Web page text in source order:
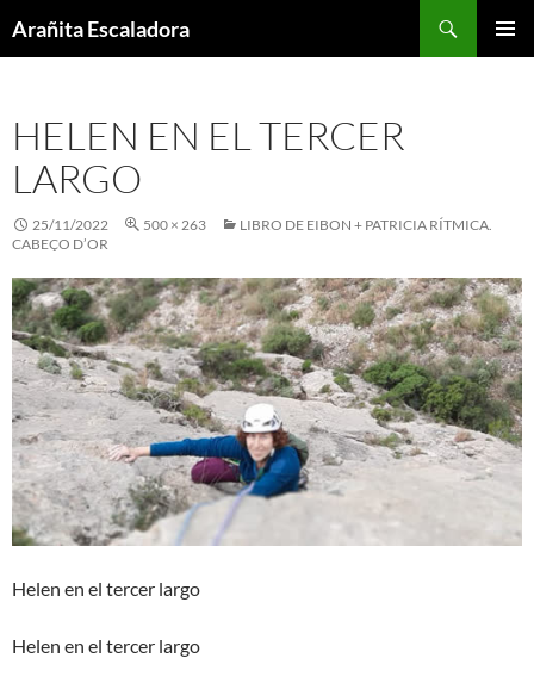
toArañita Escaladora
HELEN EN EL TERCER
LARGO
25/11/2022 500 × 263
LIBRO DE EIBON + PATRICIA RÍTMICA.
CABEÇO D’OR
Helen en el tercer largo
Helen en el tercer largo